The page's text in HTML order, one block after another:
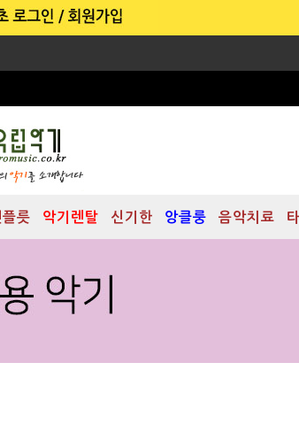
릇 악기렌탈 신기한 앙클룽 음악치료